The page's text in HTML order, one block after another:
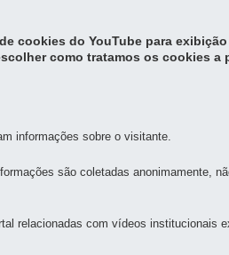
cookies do YouTube para exibição
como tratamos os cookies a
informações sobre o visitante.
são coletadas anonimamente,
relacionadas com vídeos institucionais